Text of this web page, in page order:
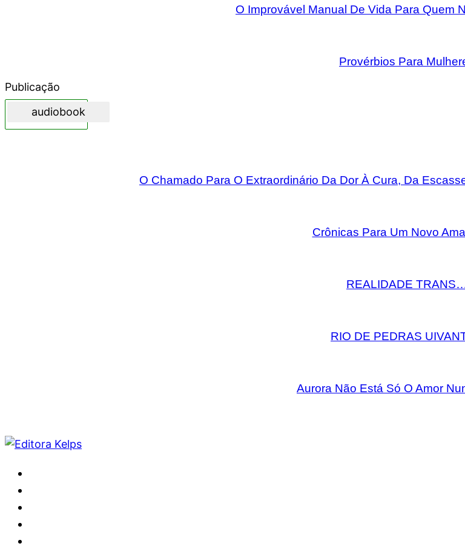
O Improvável Manual De Vida Para Quem
Provérbios Para
Publicação
audiobook
O Chamado Para O Extraordinário Da Dor À Cura, Da
Crônicas Para Um Novo
REALIDADE
RIO DE PEDRAS
Aurora Não Está Só O Amor